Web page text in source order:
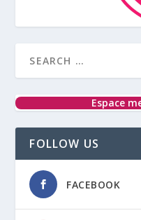
Espace
FOLLOW US
FACEBOOK